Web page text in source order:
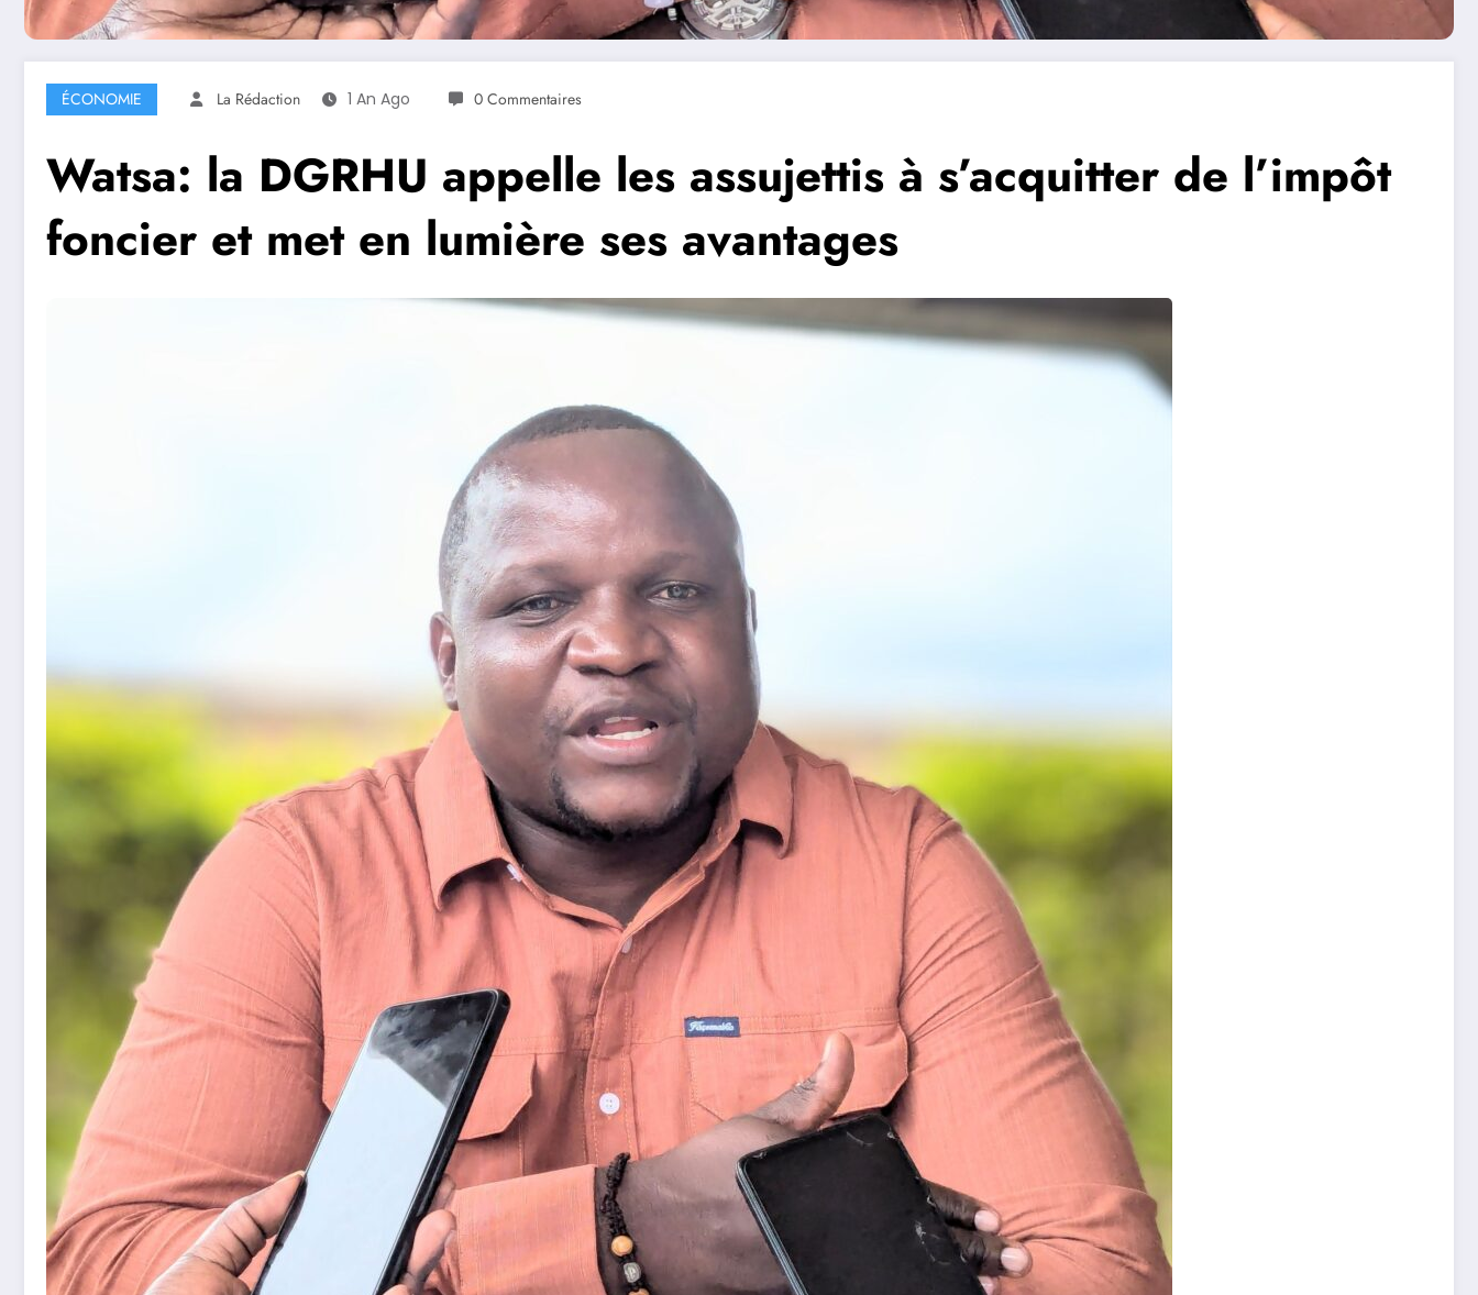
ÉCONOMIE La Rédaction 1 An Ago 0 Commentaires
Watsa: la DGRHU appelle les assujettis à s’acquitter de l’impôt
foncier et met en lumière ses avantages